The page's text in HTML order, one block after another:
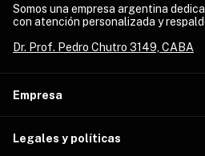
Somos una empresa argentina
con atención personalizada y
Dr. Prof. Pedro Chutro 3149, CABA
Empresa
Legales y políticas